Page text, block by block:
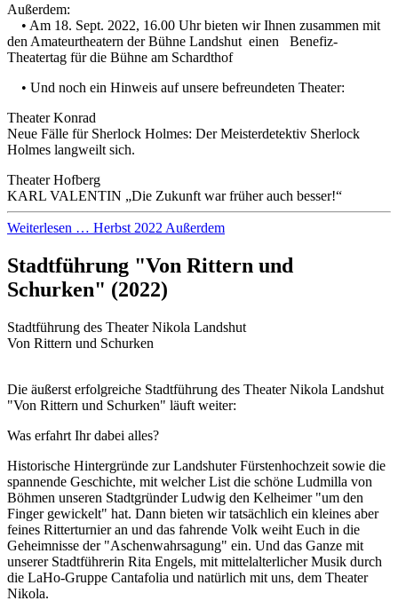
Außerdem:
• Am 18. Sept. 2022, 16.00 Uhr bieten wir Ihnen zusammen mit
den Amateurtheatern der Bühne Landshut einen Benefiz-
Theatertag für die Bühne am Schardthof
• Und noch ein Hinweis auf unsere befreundeten Theater:
Theater Konrad
Neue Fälle für Sherlock Holmes: Der Meisterdetektiv Sherlock
Holmes langweilt sich.
Theater Hofberg
KARL VALENTIN „‬Die Zukunft war früher auch besser!‬“
Weiterlesen … Herbst 2022 Außerdem
Stadtführung "Von Rittern und
Schurken" (2022)
Stadtführung des Theater Nikola Landshut
Von Rittern und Schurken
Die äußerst erfolgreiche Stadtführung des Theater Nikola Landshut
"Von Rittern und Schurken" läuft weiter:
Was erfahrt Ihr dabei alles?
Historische Hintergründe zur Landshuter Fürstenhochzeit sowie die
spannende Geschichte, mit welcher List die schöne Ludmilla von
Böhmen unseren Stadtgründer Ludwig den Kelheimer "um den
Finger gewickelt" hat. Dann bieten wir tatsächlich ein kleines aber
feines Ritterturnier an und das fahrende Volk weiht Euch in die
Geheimnisse der "Aschenwahrsagung" ein. Und das Ganze mit
unserer Stadtführerin Rita Engels, mit mittelalterlicher Musik durch
die LaHo-Gruppe Cantafolia und natürlich mit uns, dem Theater
Nikola.